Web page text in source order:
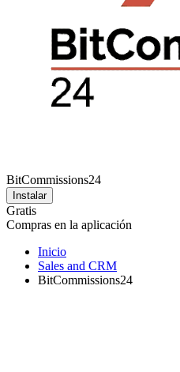
BitCommissions24
Instalar
Gratis
Compras en la aplicación
Inicio
Sales and CRM
BitCommissions24